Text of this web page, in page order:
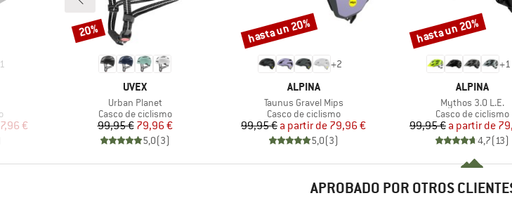
1
€
MARCA
UVEX
Artículo
Urban Planet
Product group
Casco de ciclismo
Precio
99,95 €Precio reducido
79,96 €
5,0(3)
Descuento
20%
+2
MARCA
ALPINA
Artículo
Taunus Gravel Mips
Product group
Casco de ciclismo
Precio
99,95 € Precio reducido
a partir de 79,96 €
5,0(3)
Descuento
hasta un 20%
+1
MARCA
ALPINA
Artículo
Mythos 3.0 L.E.
Product group
Casco de ciclismo
Precio
99,95 € Precio
a partir de
4,7(13)
Descuento
hasta un 20%
APROBADO POR OTROS